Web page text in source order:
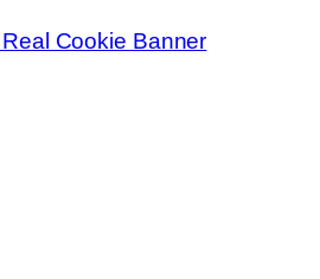
Cookie Banner